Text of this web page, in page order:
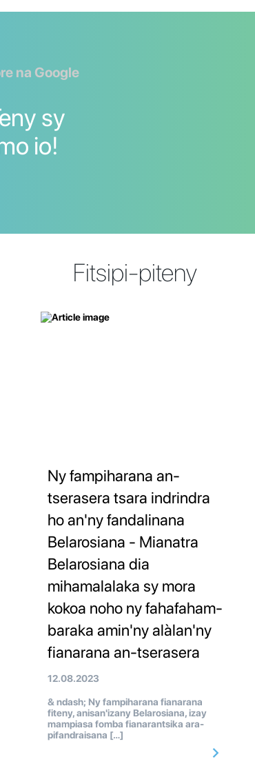
na Google
sy
io!
Fitsipi-piteny
Ny fampiharana an-
tserasera tsara indrindra
ho an'ny fandalinana
Belarosiana - Mianatra
Belarosiana dia
mihamalalaka sy mora
kokoa noho ny fahafaham-
baraka amin'ny alàlan'ny
fianarana an-tserasera
12.08.2023
& ndash; Ny fampiharana fianarana
fiteny, anisan'izany Belarosiana, izay
mampiasa fomba fianarantsika ara-
pifandraisana […]